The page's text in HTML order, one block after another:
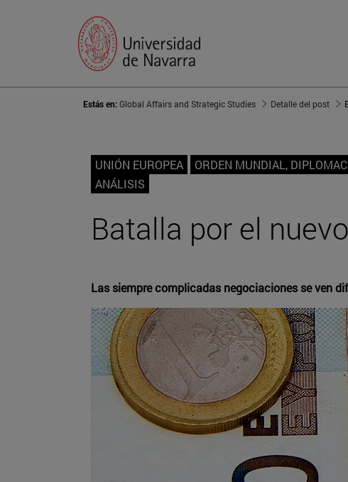
Estás en:Global Affairs and Strategic Studies Detalle del post
UNIÓN EUROPEA
ORDEN MUNDIAL,
ANÁLISIS
Batalla por el
Las siempre complicadas negociaciones se ven